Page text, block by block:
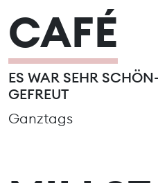
CAFÉ
ES WAR SEHR
GEFREUT
Ganztags